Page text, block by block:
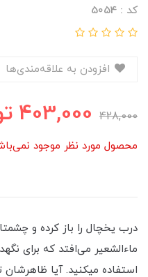
کد : 5054
428,000
403,000
محصول مورد نظر موجود
درب یخچال را باز کرده و
ماءالشعیر می‌افتد که برای
استفاده میکنید. آیا